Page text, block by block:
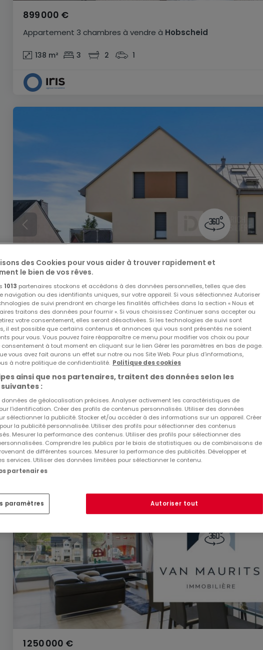
Appartement 3 chambres à vendre à Hobscheid
899 000 €
138 m² 3 2 1
Duplex3 chambresà vendreàHobscheid
935 000 €
124 m² 3 1 2
1 250 000 €
EXCLUSIVITÉ ATHOME
des Cookies pour vous aider à trouver rapidement et
le bien de vos rêves.
1013 partenaires stockons et accédons à des données personnelles, telles que des
navigation ou des identifiants uniques, sur votre appareil. Si vous sélectionnez Autoriser
de suivi prendront en charge les finalités affichées dans la section « Nous et
traitons des données pour fournir ». Si vous choisissez Continuer sans accepter ou
votre consentement, elles seront désactivées. Si les technologies de suivi sont
il est possible que certains contenus et annonces qui vous sont présentés ne soient
pour vous. Vous pouvez faire réapparaître ce menu pour modifier vos choix ou pour
consentement à tout moment en cliquant sur le lien Gérer les paramètres en bas de page.
vous avez fait aurons un effet sur notre ou nos Site Web. Pour plus d’informations,
à notre politique de confidentialité. Politique des cookies
ainsi que nos partenaires, traitent des données selon les
:
données de géolocalisation précises. Analyser activement les caractéristiques de
l’identification. Créer des profils de contenus personnalisés. Utiliser des données
sélectionner la publicité. Stocker et/ou accéder à des informations sur un appareil. Créer
la publicité personnalisée. Utiliser des profils pour sélectionner des contenus
Mesurer la performance des contenus. Utiliser des profils pour sélectionner des
Comprendre les publics par le biais de statistiques ou de combinaisons de
de différentes sources. Mesurer la performance des publicités. Développer et
services. Utiliser des données limitées pour sélectionner le contenu.
partenaires
paramètres Autoriser tout